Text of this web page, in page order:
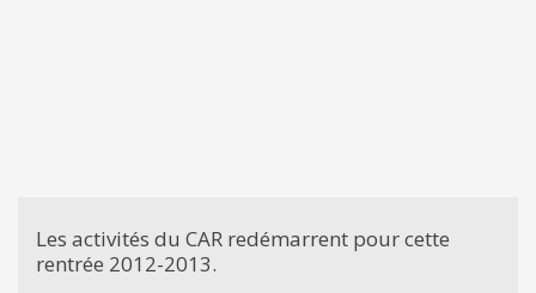
Les activités du CAR redémarrent pour cette
rentrée 2012-2013.